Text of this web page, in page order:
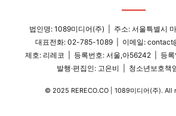
법인명: 1089미디어(주) | 주소: 서울특별시
대표전화: 02-785-1089 | 이메일:
제호: 리레코 | 등록번호: 서울,아56242 | 등록
발행·편집인: 고은비 | 청소년보호책
© 2025 RERECO.CO | 1089미디어(주).